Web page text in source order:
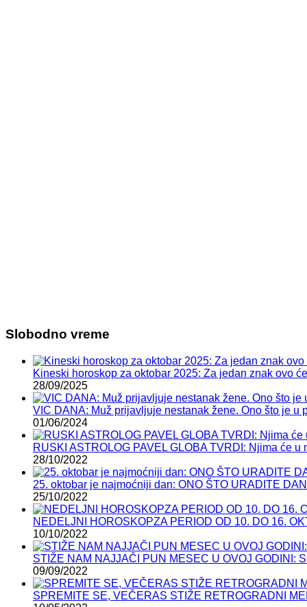
Slobodno vreme
Kineski horoskop za oktobar 2025: Za jedan znak ovo
28/09/2025
VIC DANA: Muž prijavljuje nestanak žene. Ono što je
01/06/2024
RUSKI ASTROLOG PAVEL GLOBA TVRDI: Njima će
28/10/2022
25. oktobar je najmoćniji dan: ONO ŠTO URADITE
25/10/2022
NEDELJNI HOROSKOPZA PERIOD OD 10. DO 16.
10/10/2022
STIŽE NAM NAJJAČI PUN MESEC U OVOJ GODINI:
09/09/2022
SPREMITE SE, VEČERAS STIŽE RETROGRADNI